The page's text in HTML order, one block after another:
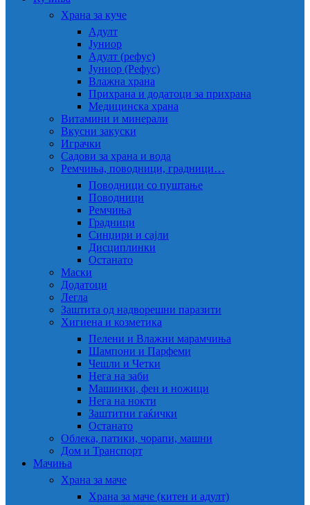
Храна за куче
Адулт
Јуниор
Адулт (рефус)
Јуниор (Рефус)
Влажна храна
Прихрана и додатоци за прихрана
Медицинска храна
Витамини и минерали
Вкусни закуски
Играчки
Садови за храна и вода
Ремчиња, поводници, градници…
Поводници со пуштање
Поводници
Ремчиња
Градници
Синџири и сајли
Дисциплинки
Останато
Маски
Додатоци
Легла
Заштита од надворешни паразити
Хигиена и козметика
Пелени и Влажни марамчиња
Шампони и Парфеми
Чешли и Четки
Нега на заби
Машинки, фен и ножици
Нега на нокти
Заштитни гаќички
Останато
Облека, патики, чорапи, машни
Дом и Транспорт
Мачиња
Храна за маче
Храна за маче (китен и адулт)